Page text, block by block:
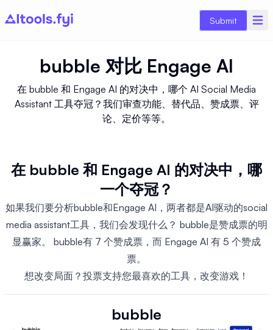
Submit
bubble 对比 Engage AI
在 bubble 和 Engage AI 的对决中，哪个 AI Social Media
Assistant 工具夺冠？我们审查功能、替代品、赞成票、评
论、定价等等。
在 bubble 和 Engage AI 的对决中，哪
一个夺冠？
如果我们要分析bubble和Engage AI，两者都是AI驱动的social
media assistant工具，我们会发现什么？ bubble是赞成票的明
显赢家。 bubble有 7 个赞成票，而 Engage AI 有 5 个赞成
票。
想改变局面？投票支持您最喜欢的工具，改变游戏！
bubble